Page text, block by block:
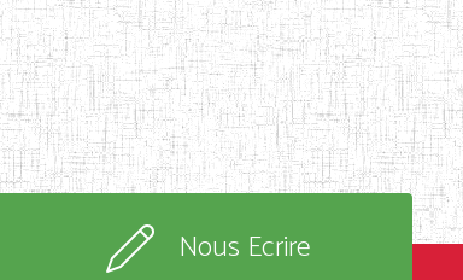
Nous Ecrire